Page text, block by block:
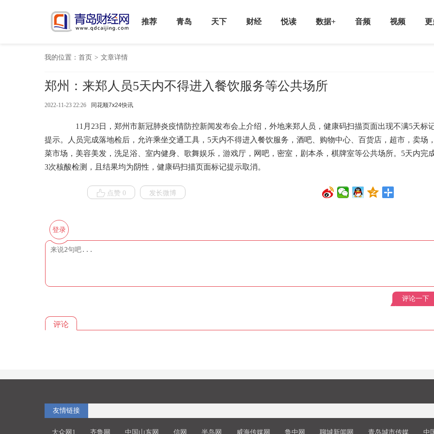
推荐 青岛 天下 财经 悦读 数据+ 音频 视频 更
我的位置： 首页 > 文章详情
郑州：来郑人员5天内不得进入餐饮服务等公共场所
2022-11-23 22:26 同花顺7x24快讯
11月23日，郑州市新冠肺炎疫情防控新闻发布会上介绍，外地来郑人员，健康码扫描页面出现不满5天标
提示。人员完成落地检后，允许乘坐交通工具，5天内不得进入餐饮服务，酒吧、购物中心、百货店，超市，卖场，
菜市场，美容美发，洗足浴、室内健身、歌舞娱乐，游戏厅，网吧，密室，剧本杀，棋牌室等公共场所。5天内完
3次核酸检测，且结果均为阴性，健康码扫描页面标记提示取消。
点赞 0 发长微博
登录
评论一下
评论
友情链接
大众网1 齐鲁网 中国山东网 信网 半岛网 威海传媒网 鲁中网 聊城新闻网 青岛城市传媒 中